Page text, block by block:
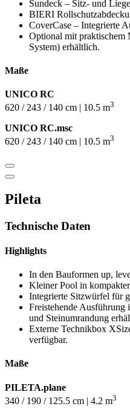
Sundeck – Sitz- und
BIERI
CoverCase – Integrierte
Optional mit
System) erhältlich.
Maße
UNICO RC
620 / 243 / 140 cm | 10.5 m3
UNICO RC.msc
620 / 243 / 140 cm | 10.5 m3
Pileta
Technische Daten
Highlights
In den Bauformen up,
Kleiner Pool in
Integrierte Sitzwürfel für
Freistehende
und Steinumrandung
Externe Technikbox
verfügbar.
Maße
PILETA.plane
340 / 190 / 125.5 cm | 4.2 m3